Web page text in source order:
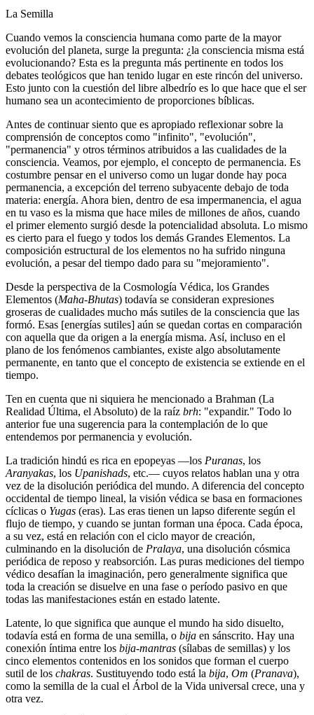
La Semilla
Cuando vemos la consciencia humana como parte de la mayor
evolución del planeta, surge la pregunta: ¿la consciencia misma está
evolucionando? Esta es la pregunta más pertinente en todos los
debates teológicos que han tenido lugar en este rincón del universo.
Esto junto con la cuestión del libre albedrío es lo que hace que el ser
humano sea un acontecimiento de proporciones bíblicas.
Antes de continuar siento que es apropiado reflexionar sobre la
comprensión de conceptos como "infinito", "evolución",
"permanencia" y otros términos atribuidos a las cualidades de la
consciencia. Veamos, por ejemplo, el concepto de permanencia. Es
costumbre pensar en el universo como un lugar donde hay poca
permanencia, a excepción del terreno subyacente debajo de toda
materia: energía. Ahora bien, dentro de esa impermanencia, el agua
en tu vaso es la misma que hace miles de millones de años, cuando
el primer elemento surgió desde la potencialidad absoluta. Lo mismo
es cierto para el fuego y todos los demás Grandes Elementos. La
composición estructural de los elementos no ha sufrido ninguna
evolución, a pesar del tiempo dado para su "mejoramiento".
Desde la perspectiva de la Cosmología Védica, los Grandes
Elementos (Maha-Bhutas) todavía se consideran expresiones
groseras de cualidades mucho más sutiles de la consciencia que las
formó. Esas [energías sutiles] aún se quedan cortas en comparación
con aquella que da origen a la energía misma. Así, incluso en el
plano de los fenómenos cambiantes, existe algo absolutamente
permanente, en tanto que el concepto de existencia se extiende en el
tiempo.
Ten en cuenta que ni siquiera he mencionado a Brahman (La
Realidad Última, el Absoluto) de la raíz brh: "expandir." Todo lo
anterior fue una sugerencia para la contemplación de lo que
entendemos por permanencia y evolución.
La tradición hindú es rica en epopeyas ―los Puranas, los
Aranyakas, los Upanishads, etc.― cuyos relatos hablan una y otra
vez de la disolución periódica del mundo. A diferencia del concepto
occidental de tiempo lineal, la visión védica se basa en formaciones
cíclicas o Yugas (eras). Las eras tienen un lapso diferente según el
flujo de tiempo, y cuando se juntan forman una época. Cada época,
a su vez, está en relación con el ciclo mayor de creación,
culminando en la disolución de Pralaya, una disolución cósmica
periódica de reposo y reabsorción. Las puras mediciones del tiempo
védico desafían la imaginación, pero generalmente significa que
toda la creación se disuelve en una fase o período pasivo en que
todas las manifestaciones están en estado latente.
Latente, lo que significa que aunque el mundo ha sido disuelto,
todavía está en forma de una semilla, o bija en sánscrito. Hay una
conexión íntima entre los bija-mantras (sílabas de semillas) y los
cinco elementos contenidos en los sonidos que forman el cuerpo
sutil de los chakras. Sustituyendo todo está la bija, Om (Pranava),
como la semilla de la cual el Árbol de la Vida universal crece, una y
otra vez.